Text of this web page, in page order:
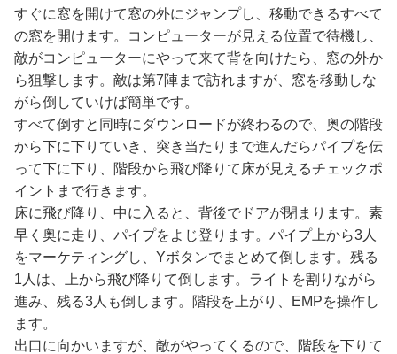
すぐに窓を開けて窓の外にジャンプし、移動できるすべて
の窓を開けます。コンピューターが見える位置で待機し、
敵がコンピューターにやって来て背を向けたら、窓の外か
ら狙撃します。敵は第7陣まで訪れますが、窓を移動しな
がら倒していけば簡単です。
すべて倒すと同時にダウンロードが終わるので、奥の階段
から下に下りていき、突き当たりまで進んだらパイプを伝
って下に下り、階段から飛び降りて床が見えるチェックポ
イントまで行きます。
床に飛び降り、中に入ると、背後でドアが閉まります。素
早く奥に走り、パイプをよじ登ります。パイプ上から3人
をマーケティングし、Yボタンでまとめて倒します。残る
1人は、上から飛び降りて倒します。ライトを割りながら
進み、残る3人も倒します。階段を上がり、EMPを操作し
ます。
出口に向かいますが、敵がやってくるので、階段を下りて